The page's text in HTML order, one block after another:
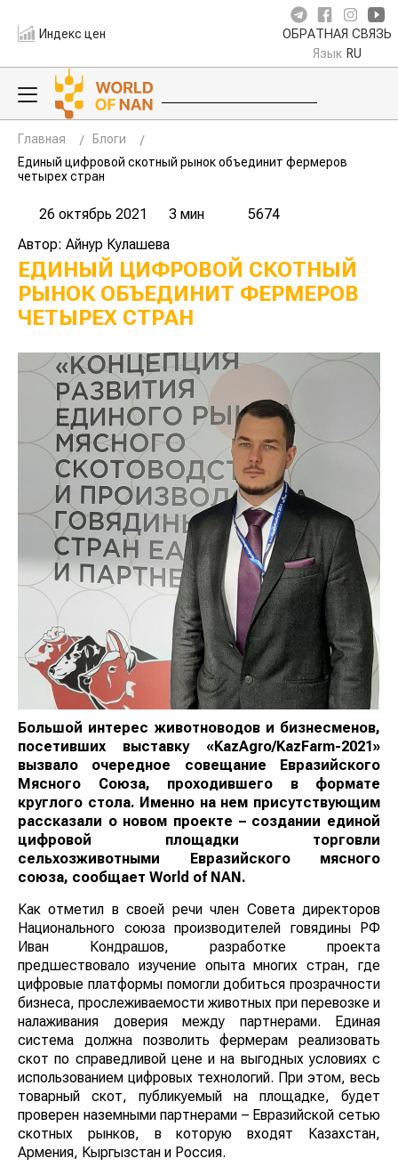
Индекс цен ОБРАТНАЯ СВЯЗЬ
Язык RU
Главная
Блоги
Единый цифровой скотный рынок объединит фермеров
четырех стран
26 октябрь 2021 3 мин
5674
Автор: Айнур Кулашева
ЕДИНЫЙ ЦИФРОВОЙ СКОТНЫЙ
РЫНОК ОБЪЕДИНИТ ФЕРМЕРОВ
ЧЕТЫРЕХ СТРАН
Большой интерес животноводов и бизнесменов,
посетивших выставку «KazAgro/KazFarm-2021»
вызвало очередное совещание Евразийского
Мясного Союза, проходившего в формате
круглого стола. Именно на нем присутствующим
рассказали о новом проекте – создании единой
цифровой площадки торговли
сельхозживотными Евразийского мясного
союза, сообщает World of NAN .
Как отметил в своей речи член Совета директоров
Национального союза производителей говядины РФ
Иван Кондрашов, разработке проекта
предшествовало изучение опыта многих стран, где
цифровые платформы помогли добиться прозрачности
бизнеса, прослеживаемости животных при перевозке и
налаживания доверия между партнерами. Единая
система должна позволить фермерам реализовать
скот по справедливой цене и на выгодных условиях с
использованием цифровых технологий. При этом, весь
товарный скот, публикуемый на площадке, будет
проверен наземными партнерами – Евразийской сетью
скотных рынков, в которую входят Казахстан,
Армения, Кыргызстан и Россия.